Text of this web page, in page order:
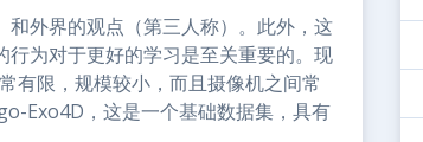
外界的观点（第三人称）。此外，这
为对于更好的学习是至关重要的。现
有限，规模较小，而且摄像机之间常
Exo4D，这是一个基础数据集，具有